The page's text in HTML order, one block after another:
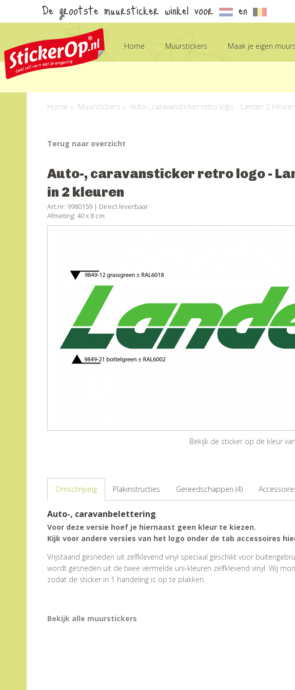
De grootste muursticker winkel voor en
Home Muurstickers Maak je eigen
Home Muurstickers Auto-, caravansticker retro logo - Lander 2 kleuren
Terug naar overzicht
Auto-, caravansticker retro logo -
in 2 kleuren
Art.nr: 9980159 | Direct leverbaar
Afmeting: 40 x 8 cm
Bekijk de sticker op de kleur
Omschrijving Plakinstructies Gereedschappen (4)
Auto-, caravanbelettering
Voor deze versie hoef je hiernaast geen kleur te kiezen.
Kijk voor andere versies van het logo onder de tab accessoires
Vrijstaand gesneden uit zelfklevend vinyl speciaal geschikt voor
wordt gesneden uit de twee vermelde uni-kleuren zelfklevend vinyl. Wij
zodat de sticker in 1 handeling is op te plakken.
Bekijk alle muurstickers